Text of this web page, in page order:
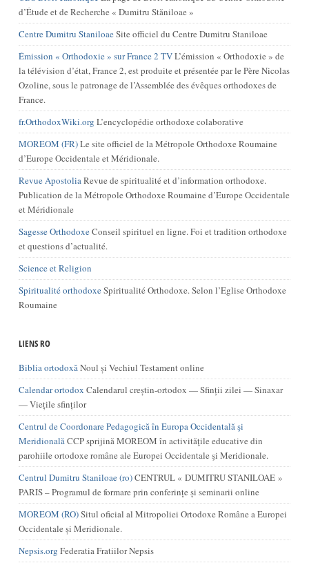
d’Étude et de Recherche « Dumitru Stăniloae »
Centre Dumitru StaniloaeSite officiel du Centre Dumitru Staniloae
Émission « Orthodoxie » sur France 2 TVL’émission « Orthodoxie » de
la télévision d’état, France 2, est produite et présentée par le Père Nicolas
Ozoline, sous le patronage de l’Assemblée des évêques orthodoxes de
France.
fr.OrthodoxWiki.org L’encyclopédie orthodoxe colaborative
MOREOM (FR)Le site officiel de la Métropole Orthodoxe Roumaine
d’Europe Occidentale et Méridionale.
Revue ApostoliaRevue de spiritualité et d’information orthodoxe.
Publication de la Métropole Orthodoxe Roumaine d’Europe Occidentale
et Méridionale
Sagesse OrthodoxeConseil spirituel en ligne. Foi et tradition orthodoxe
et questions d’actualité.
Science et Religion
Spiritualité orthodoxeSpiritualité Orthodoxe. Selon l’Eglise Orthodoxe
Roumaine
LIENS RO
Biblia ortodoxăNoul și Vechiul Testament online
Calendar ortodox Calendarul creștin-ortodox — Sfinții zilei — Sinaxar
— Viețile sfinților
Centrul de Coordonare Pedagogică în Europa Occidentală şi
MeridionalăCCP sprijină MOREOM în activităţile educative din
parohiile ortodoxe române ale Europei Occidentale şi Meridionale.
Centrul Dumitru Staniloae (ro)CENTRUL « DUMITRU STANILOAE »
PARIS – Programul de formare prin conferințe și seminarii online
MOREOM (RO)Situl oficial al Mitropoliei Ortodoxe Române a Europei
Occidentale și Meridionale.
Nepsis.org Federatia Fratiilor Nepsis